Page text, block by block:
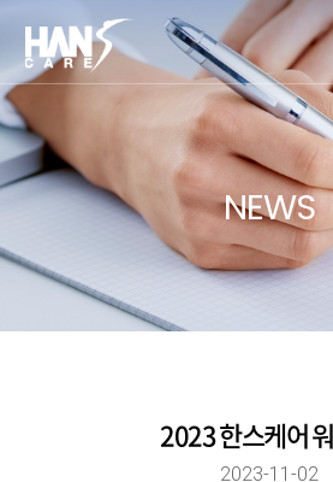
NEWS
2023 한스케어
2023-11-02